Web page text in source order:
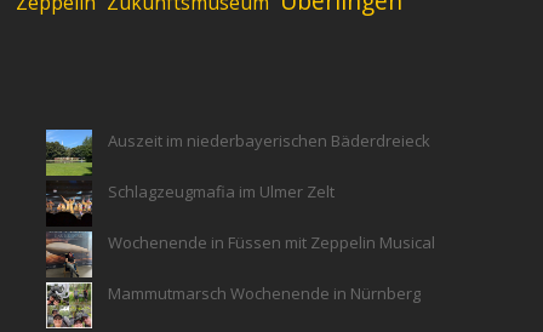
Auszeit im niederbayerischen Bäderdreieck
Schlagzeugmafia im Ulmer Zelt
Wochenende in Füssen mit Zeppelin Musical
Mammutmarsch Wochenende in Nürnberg